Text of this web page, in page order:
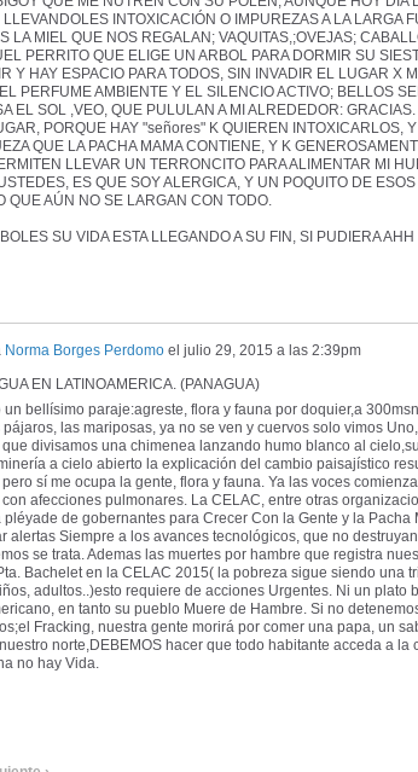
INTOXICACIÓN O IMPUREZAS A LA LARGA
LA MIEL QUE NOS REGALAN; VAQUITAS,;OVEJAS;
PERRITO QUE ELIGE UN ARBOL PARA DORMIR SU
Y HAY ESPACIO PARA TODOS, SIN INVADIR EL LUGAR X
PERFUME AMBIENTE Y EL SILENCIO ACTIVO; BELLOS
EL SOL ,VEO, QUE PULULAN A MI ALREDEDOR: GRACIAS.
PORQUE HAY "señores" K QUIEREN INTOXICARLOS,
QUE LA PACHA MAMA CONTIENE, Y K
LLEVAR UN TERRONCITO PARA ALIMENTAR MI
ES QUE SOY ALERGICA, Y UN POQUITO DE
QUE AÚN NO SE LARGAN CON TODO.
SU VIDA ESTA LLEGANDO A SU FIN, SI PUDIERA
Norma Borges Perdomo el julio 29, 2015 a las 2:39pm
EN LATINOAMERICA. (PANAGUA)
un bellísimo paraje:agreste, flora y fauna por doquier,a
las mariposas, ya no se ven y cuervos solo vimos
divisamos una chimenea lanzando humo blanco al
a cielo abierto la explicación del cambio paisajístico
sí me ocupa la gente, flora y fauna. Ya las voces
afecciones pulmonares. La CELAC, entre otras
de gobernantes para Crecer Con la Gente y la Pacha
alertas Siempre a los avances tecnológicos, que no
se trata. Ademas las muertes por hambre que registra
Bachelet en la CELAC 2015( la pobreza sigue siendo una
adultos..)esto requiere de acciones Urgentes. Ni un plato
en tanto su pueblo Muere de Hambre. Si no
Fracking, nuestra gente morirá por comer una papa, un
norte,DEBEMOS hacer que todo habitante acceda a
no hay Vida.